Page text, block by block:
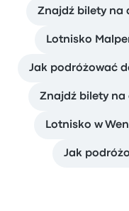
Znajdź bilety na
Lotnisko
Jak podróżować
Znajdź bilety na
Lotnisko w
Jak